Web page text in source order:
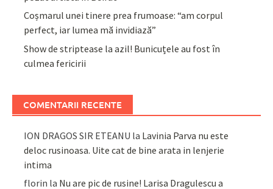
Coșmarul unei tinere prea frumoase: “am corpul
perfect, iar lumea mă invidiază”
Show de striptease la azil! Bunicuțele au fost în
culmea fericirii
COMENTARII RECENTE
ION DRAGOS SIR ETEANU la Lavinia Parva nu este
deloc rusinoasa. Uite cat de bine arata in lenjerie
intima
florin la Nu are pic de rusine! Larisa Dragulescu a